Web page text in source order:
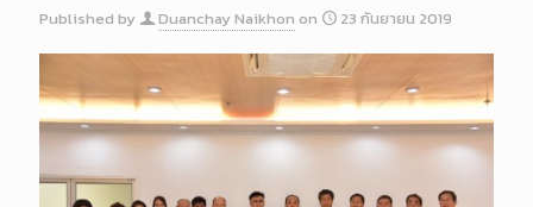
Published by Duanchay Naikhon on 23 กันยายน 2019